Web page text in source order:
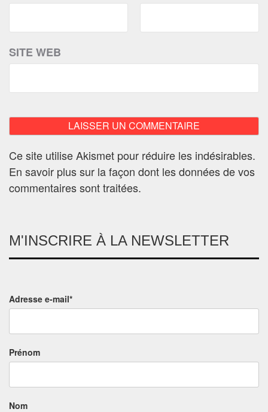
SITE WEB
Ce site utilise Akismet pour réduire les indésirables.
En savoir plus sur la façon dont les données de vos
commentaires sont traitées.
M'INSCRIRE À LA NEWSLETTER
Adresse e-mail*
Prénom
Nom